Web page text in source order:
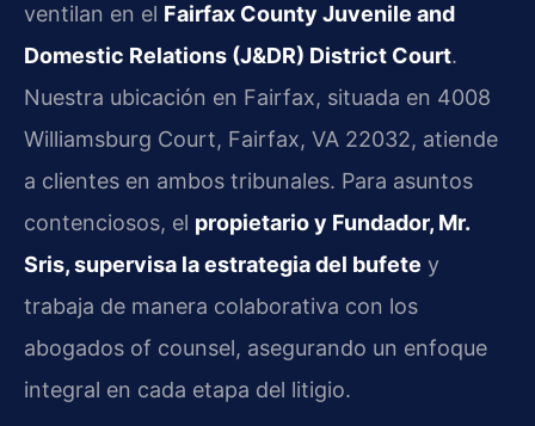
ventilan en el Fairfax County Juvenile and
Domestic Relations (J&DR) District Court.
Nuestra ubicación en Fairfax, situada en 4008
Williamsburg Court, Fairfax, VA 22032, atiende
a clientes en ambos tribunales. Para asuntos
contenciosos, el propietario y Fundador, Mr.
Sris, supervisa la estrategia del bufete y
trabaja de manera colaborativa con los
abogados of counsel, asegurando un enfoque
integral en cada etapa del litigio.